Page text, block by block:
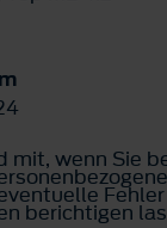
mit, wenn Sie
berichtigen